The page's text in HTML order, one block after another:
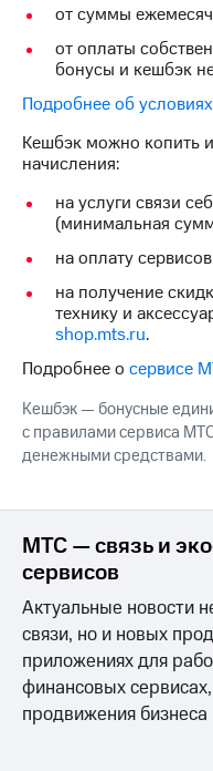
иностранцев
Оформить
чистый
номер
Выбрать
красивый
Заменить
SIM-
карту
Перейти
на
Для дома
Выберите
и подключите
ТВ
тарифом
Тарифы
Интернет,
ТВ и телефон
для дома
Услуги
с выгодным
тарифом
Тарифы
Интернет,
ТВ и телефон
Личный
кабинет
интернета
ТВ
кабинет
спутникового
ТВ
МТС
для дома
290 ₽/
мес
от суммы
от оплаты
бонусы и кешбэк
Подробнее об
Кешбэк можно копить
начисления:
на услуги связи
(минимальная
на оплату
на получение
технику и
shop.mts.ru.
Подробнее о сервисе
Кешбэк — бонусные
с правилами сервиса
денежными средствами.
МТС — связь и
сервисов
Актуальные новости
связи, но и новых
приложениях для
финансовых
продвижения